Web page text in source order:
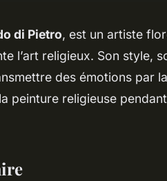
di Pietro, est un artiste
l’art religieux. Son style,
des émotions par
peinture religieuse